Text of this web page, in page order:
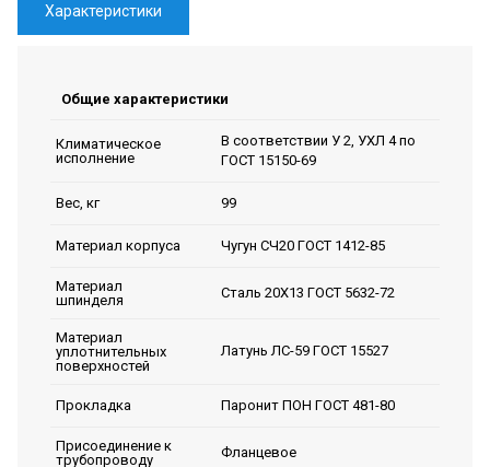
Характеристики
Общие характеристики
Климатическое
исполнение
В соответствии У 2, УХЛ 4 по
ГОСТ 15150-69
Вес, кг 99
Материал корпуса Чугун СЧ20 ГОСТ 1412-85
Материал
шпинделя
Сталь 20Х13 ГОСТ 5632-72
Материал
уплотнительных
поверхностей
Латунь ЛС-59 ГОСТ 15527
Прокладка Паронит ПОН ГОСТ 481-80
Присоединение к
трубопроводу
Фланцевое